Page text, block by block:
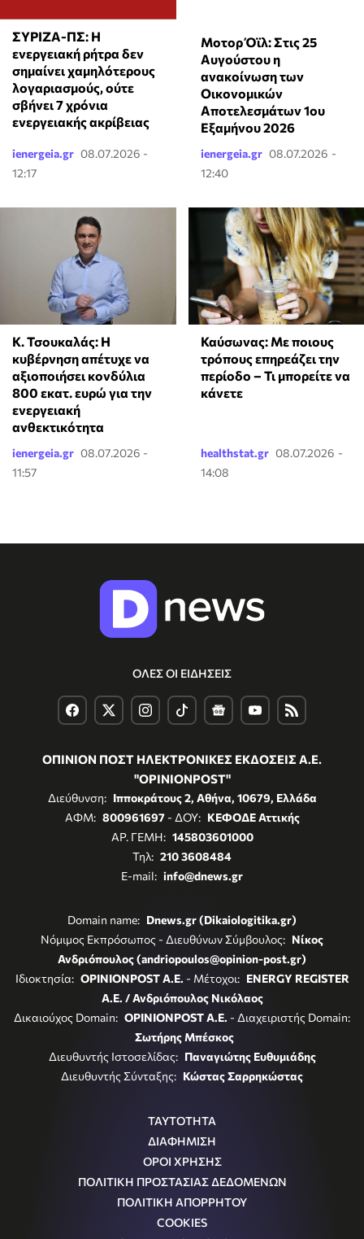
ΣΥΡΙΖΑ-ΠΣ: Η
ενεργειακή ρήτρα δεν
σημαίνει χαμηλότερους
λογαριασμούς, ούτε
σβήνει 7 χρόνια
ενεργειακής ακρίβειας
ienergeia.gr 08.07.2026 -
12:17
Μοτορ Όϊλ: Στις 25
Αυγούστου η
ανακοίνωση των
Οικονομικών
Αποτελεσμάτων 1ου
Εξαμήνου 2026
ienergeia.gr 08.07.2026 -
12:40
Κ. Τσουκαλάς: Η
κυβέρνηση απέτυχε να
αξιοποιήσει κονδύλια
800 εκατ. ευρώ για την
ενεργειακή
ανθεκτικότητα
ienergeia.gr 08.07.2026 -
11:57
Καύσωνας: Με ποιους
τρόπους επηρεάζει την
περίοδο – Τι μπορείτε να
κάνετε
healthstat.gr 08.07.2026 -
14:08
ΟΛΕΣ ΟΙ ΕΙΔΗΣΕΙΣ
ΟΠΙΝΙΟΝ ΠΟΣΤ ΗΛΕΚΤΡΟΝΙΚΕΣ ΕΚΔΟΣΕΙΣ Α.Ε.
"OPINIONPOST"
Διεύθυνση: Ιπποκράτους 2, Αθήνα, 10679, Ελλάδα
ΑΦΜ: 800961697- ΔΟΥ: ΚΕΦΟΔΕ Αττικής
ΑΡ. ΓΕΜΗ: 145803601000
Τηλ: 210 3608484
E-mail: info@dnews.gr
Domain name: Dnews.gr (Dikaiologitika.gr)
Νόμιμος Εκπρόσωπος - Διευθύνων Σύμβουλος: Νίκος
Ανδριόπουλος (andriopoulos@opinion-post.gr)
Ιδιοκτησία: OPINIONPOST A.E. - Μέτοχοι: ENERGY REGISTER
Α.Ε. / Ανδριόπουλος Νικόλαος
Δικαιούχος Domain: OPINIONPOST A.E. - Διαχειριστής Domain:
Σωτήρης Μπέσκος
Διευθυντής Ιστοσελίδας: Παναγιώτης Ευθυμιάδης
Διευθυντής Σύνταξης: Κώστας Σαρρηκώστας
ΤΑΥΤΟΤΗΤΑ
ΔΙΑΦΗΜΙΣΗ
ΟΡΟΙ ΧΡΗΣΗΣ
ΠΟΛΙΤΙΚΗ ΠΡΟΣΤΑΣΙΑΣ ΔΕΔΟΜΕΝΩΝ
ΠΟΛΙΤΙΚΗ ΑΠΟΡΡΗΤΟΥ
COOKIES